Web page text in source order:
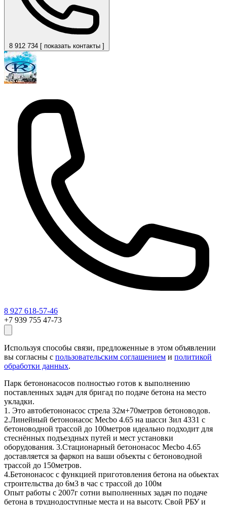
8 912 734 [ показать контакты ]
8 927 618-57-46
+7 939 755 47-73
Используя способы связи, предложенные в этом объявлении
вы согласны с пользовательским соглашением и политикой
обработки данных.
Парк бетононасосов полностью готов к выполнению
поставленных задач для бригад по подаче бетона на место
укладки.
1. Это автобетононасос стрела 32м+70метров бетоноводов.
2.Линейный бетононасос Mecbo 4.65 на шасси Зил 4331 с
бетоноводной трассой до 100метров идеально подходит для
стеснённых подъездных путей и мест установки
оборудования. 3.Стационарный бетононасос Mecbo 4.65
доставляется за фаркоп на ваши объекты с бетоноводной
трассой до 150метров.
4.Бетононасос с функцией приготовления бетона на обьектах
строительства до 6м3 в час с трассой до 100м
Опыт работы с 2007г сотни выполненных задач по подаче
бетона в труднодоступные места и на высоту. Свой РБУ и